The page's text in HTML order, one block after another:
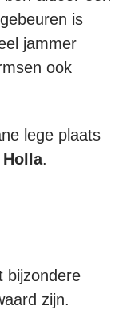
is
jammer
ook
lege plaats
Holla.
bijzondere
zijn.